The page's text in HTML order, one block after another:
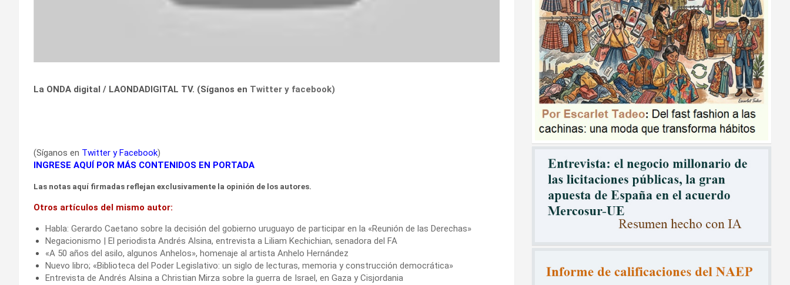
La ONDA digital / LAONDADIGITAL TV. (Síganos en Twitter y facebook)
(Síganos en Twitter yFacebook)
INGRESE AQUÍ POR MÁS CONTENIDOS EN PORTADA
Las notas aquí firmadas reflejan exclusivamente la opinión de los autores.
Otros artículos del mismo autor:
Habla: Gerardo Caetano sobre la decisión del gobierno uruguayo de participar en la «Reunión de las Derechas»
Negacionismo | El periodista Andrés Alsina, entrevista a Liliam Kechichian, senadora del FA
«A 50 años del asilo, algunos Anhelos», homenaje al artista Anhelo Hernández
Nuevo libro; «Biblioteca del Poder Legislativo: un siglo de lecturas, memoria y construcción democrática»
Entrevista de Andrés Alsina a Christian Mirza sobre la guerra de Israel, en Gaza y Cisjordania